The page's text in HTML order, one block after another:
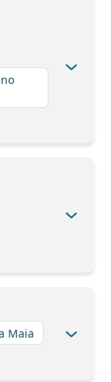
Maia